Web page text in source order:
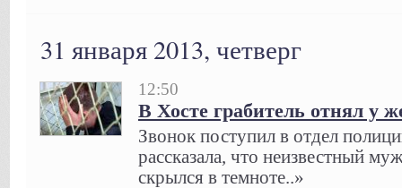
31 января 2013, четверг
12:50
В Хосте грабитель отнял у
Звонок поступил в отдел
рассказала, что неизвестный
скрылся в темноте..»